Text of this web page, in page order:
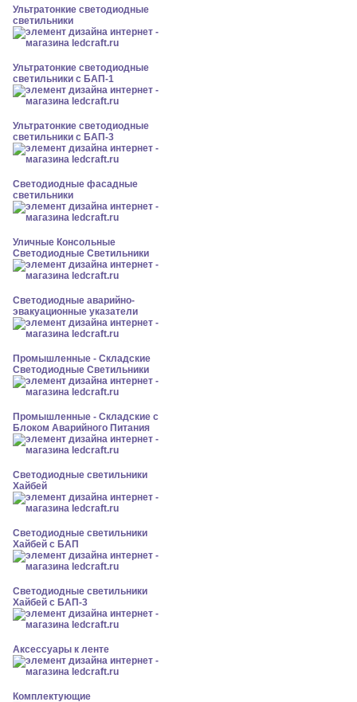
Ультратонкие светодиодные
светильники
Ультратонкие светодиодные
светильники с БАП-1
Ультратонкие светодиодные
светильники с БАП-3
Светодиодные фасадные
светильники
Уличные Консольные
Светодиодные Светильники
Светодиодные аварийно-
эвакуационные указатели
Промышленные - Складские
Светодиодные Светильники
Промышленные - Складские с
Блоком Аварийного Питания
Светодиодные светильники
Хайбей
Светодиодные светильники
Хайбей с БАП
Светодиодные светильники
Хайбей с БАП-3
Аксессуары к ленте
Комплектующие